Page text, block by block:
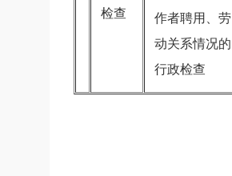
检查
作者聘用、劳
动关系情况的
行政检查